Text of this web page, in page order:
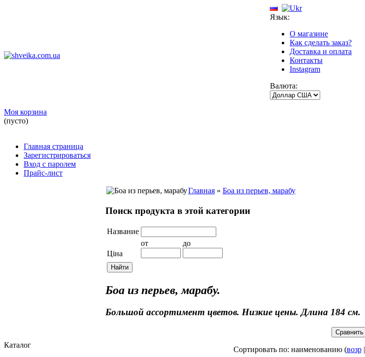
Язык:
О магазине
Как сделать заказ?
Доставка и оплата
Контакты
Instagram
Валюта:
Моя корзина
(пусто)
Главная страница
Зарегистрироваться
Вход с паролем
Прайс-лист
Каталог
Главная » Боа из перьев, марабу
Поиск продукта в этой категории
Название
Ціна
от до
Боа из перьев, марабу.
Большой ассортимент цветов. Низкие цены. Длина 184 см.
Сортировать по: наименованию (возр|